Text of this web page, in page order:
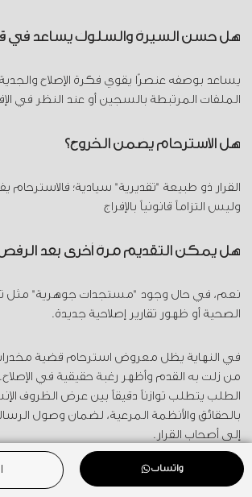
هل حسن السيرة والسلوك يساعد في
يساعد بوصفه عنصرًا يقوي فكرة الإصلاح
الملفات المرتبطة بالسجين أو عند النظر في
هل الاسترحام يضمن الخروج؟
القرار ذو طبيعة "تقديرية" سيادية؛ فالاسترحام
وليس التزاماً قانونياً بالإفراج
هل يمكن التقديم مرة أخرى بعد
نعم، في حال وجود "مستجدات جوهرية" مثل
الصحية أو ظهور تقارير إصلاحية جديدة.
في النهاية يظل معروض استرحام قضية
من زلت به القدم وأظهر رغبة حقيقية في الإصلاح.
الطلب يتطلب توازناً دقيقاً بين عرض الظروف
بالحقائق والأنظمة المرعية، لضمان وصول
إلى أصحاب القرار.
المراجع الرسمية:
واتساب